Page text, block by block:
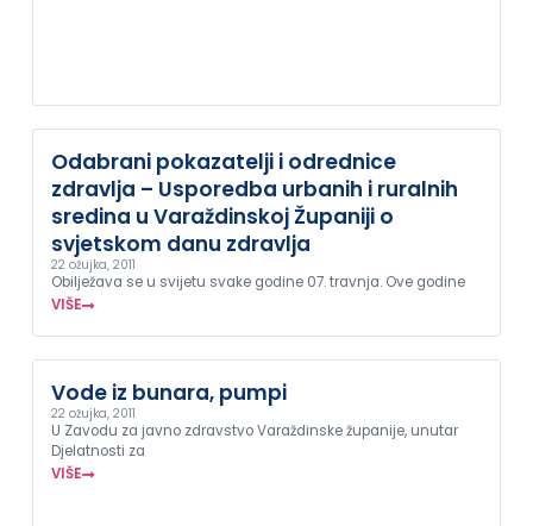
Odabrani pokazatelji i odrednice
zdravlja – Usporedba urbanih i ruralnih
sredina u Varaždinskoj Županiji o
svjetskom danu zdravlja
22 ožujka, 2011
Obilježava se u svijetu svake godine 07. travnja. Ove godine
VIŠE
Vode iz bunara, pumpi
22 ožujka, 2011
U Zavodu za javno zdravstvo Varaždinske županije, unutar
Djelatnosti za
VIŠE